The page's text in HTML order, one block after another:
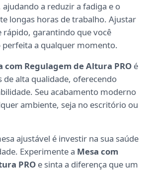
ajudando a reduzir a fadiga e o
longas horas de trabalho. Ajustar
rápido, garantindo que você
perfeita a qualquer momento.
com Regulagem de Altura PRO é
alta qualidade, oferecendo
Seu acabamento moderno
ambiente, seja no escritório ou
ajustável é investir na sua saúde
Experimente a Mesa com
PRO e sinta a diferença que um